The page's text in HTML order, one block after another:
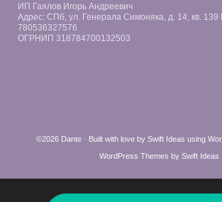
ИП Гаялов Игорь Андреевич
Адрес: СПб, ул. Генерала Симоняка, д. 14, кв.
780536327576
ОГРНИП 318784700132503
©2026 Dante · Built with love by Swift Ideas using
WordPress Themes by Swift Ideas